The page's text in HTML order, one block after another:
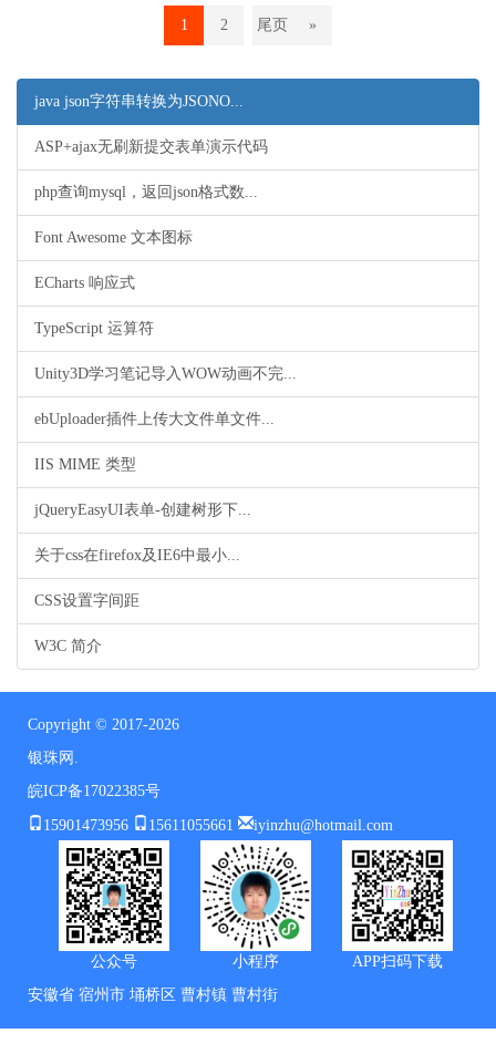
1 2 尾页 »
java json字符串转换为JSONO...
ASP+ajax无刷新提交表单演示代码
php查询mysql，返回json格式数...
Font Awesome 文本图标
ECharts 响应式
TypeScript 运算符
Unity3D学习笔记导入WOW动画不完...
ebUploader插件上传大文件单文件...
IIS MIME 类型
jQueryEasyUI表单-创建树形下...
关于css在firefox及IE6中最小...
CSS设置字间距
W3C 简介
Copyright © 2017-2026
银珠网.
皖ICP备17022385号
15901473956 15611055661 iyinzhu@hotmail.com
公众号 小程序
APP扫码下载
安徽省 宿州市 埇桥区 曹村镇 曹村街